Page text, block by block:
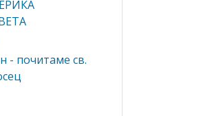
- почитаме св.